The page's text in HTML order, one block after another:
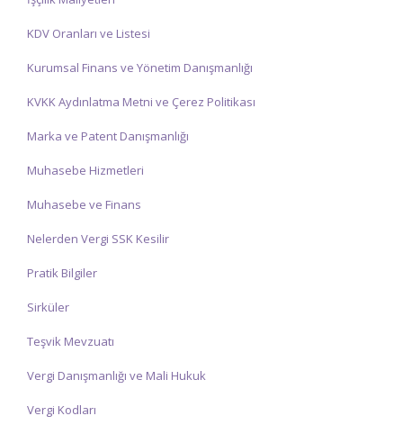
KDV Oranları ve Listesi
Kurumsal Finans ve Yönetim Danışmanlığı
KVKK Aydınlatma Metni ve Çerez Politikası
Marka ve Patent Danışmanlığı
Muhasebe Hizmetleri
Muhasebe ve Finans
Nelerden Vergi SSK Kesilir
Pratik Bilgiler
Sirküler
Teşvik Mevzuatı
Vergi Danışmanlığı ve Mali Hukuk
Vergi Kodları